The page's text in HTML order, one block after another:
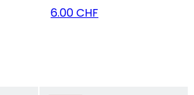
6.00 CHF